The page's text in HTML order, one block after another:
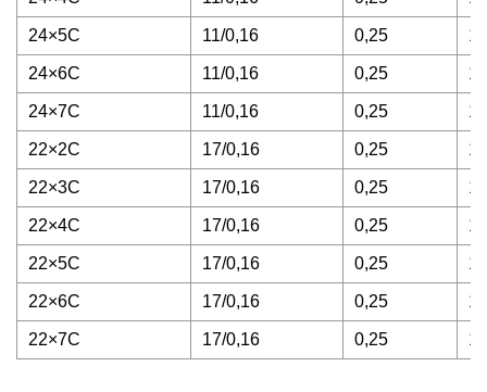
24×5C 11/0,16 0,25
24×6C 11/0,16 0,25
24×7C 11/0,16 0,25
22×2C 17/0,16 0,25
22×3C 17/0,16 0,25
22×4C 17/0,16 0,25
22×5C 17/0,16 0,25
22×6C 17/0,16 0,25
22×7C 17/0,16 0,25